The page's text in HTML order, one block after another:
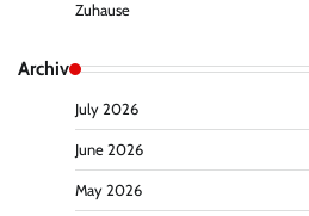
Zuhause
Archiv
July 2026
June 2026
May 2026